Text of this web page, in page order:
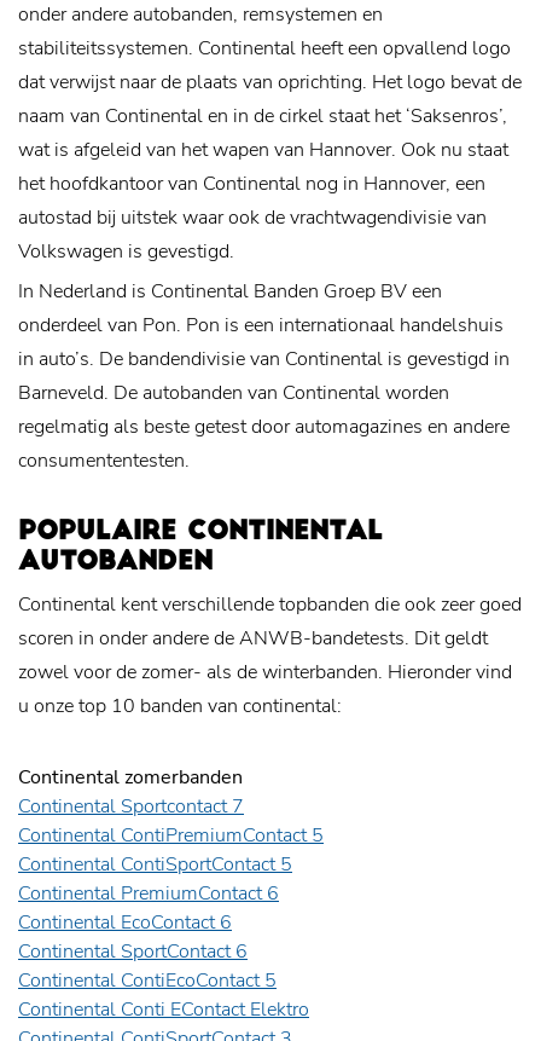
onder andere autobanden, remsystemen en
stabiliteitssystemen. Continental heeft een opvallend logo
dat verwijst naar de plaats van oprichting. Het logo bevat de
naam van Continental en in de cirkel staat het ‘Saksenros’,
wat is afgeleid van het wapen van Hannover. Ook nu staat
het hoofdkantoor van Continental nog in Hannover, een
autostad bij uitstek waar ook de vrachtwagendivisie van
Volkswagen is gevestigd.
In Nederland is Continental Banden Groep BV een
onderdeel van Pon. Pon is een internationaal handelshuis
in auto’s. De bandendivisie van Continental is gevestigd in
Barneveld. De autobanden van Continental worden
regelmatig als beste getest door automagazines en andere
consumententesten.
POPULAIRE CONTINENTAL
AUTOBANDEN
Continental kent verschillende topbanden die ook zeer goed
scoren in onder andere de ANWB-bandetests. Dit geldt
zowel voor de zomer- als de winterbanden. Hieronder vind
u onze top 10 banden van continental:
Continental zomerbanden
Continental Sportcontact 7
Continental ContiPremiumContact 5
Continental ContiSportContact 5
Continental PremiumContact 6
Continental EcoContact 6
Continental SportContact 6
Continental ContiEcoContact 5
Continental Conti EContact Elektro